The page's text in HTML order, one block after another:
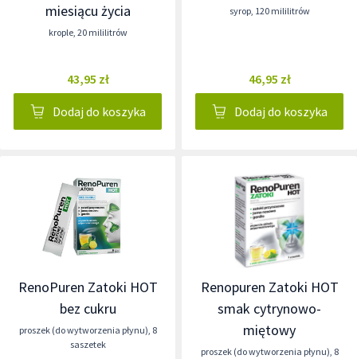
miesiącu życia
krople, 20 mililitrów
43,95 zł
Dodaj do koszyka
syrop, 120 mililitrów
46,95 zł
Dodaj do koszyka
RenoPuren Zatoki HOT
bez cukru
proszek (do wytworzenia płynu), 8
saszetek
Renopuren Zatoki HOT
smak cytrynowo-
miętowy
proszek (do wytworzenia płynu), 8